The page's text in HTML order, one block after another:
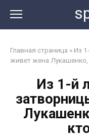
контенту
Главная страница » Из
живет жена
Из 1-й